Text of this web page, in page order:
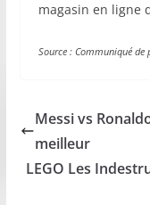
magasin en ligne
Source : Communiqué de
Messi vs
meilleur
LEGO Les